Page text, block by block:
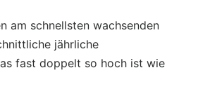
am schnellsten wachsenden
jährliche
fast doppelt so hoch ist wie